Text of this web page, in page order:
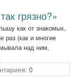
грязно?»
как от знакомых,
раз (как и многие
над ним,
0